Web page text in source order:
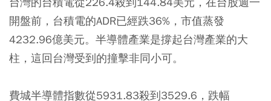
開盤前，台積電的ADR已經跌36%，市值蒸發
4232.96億美元。半導體產業是撐起台灣產業的大
柱，這回台灣受到的撞擊非同小可。
費城半導體指數從5931.83殺到3529.6，跌幅